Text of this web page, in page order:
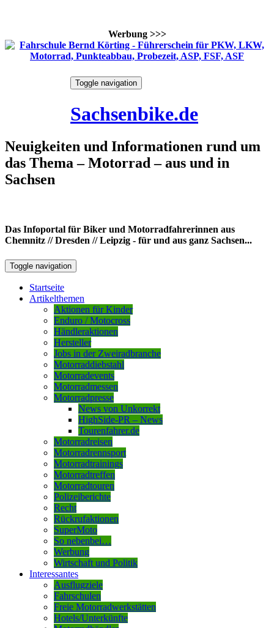
Werbung >>>
Toggle navigation
Sachsenbike.de
Neuigkeiten und Informationen rund um
das Thema – Motorrad – aus und in
Sachsen
Das Infoportal für Biker und Motorradfahrerinnen aus
Chemnitz // Dresden // Leipzig - für und aus ganz Sachsen...
Toggle navigation
Startseite
Artikelthemen
Aktionen für Kinder
Enduro / Motocross
Händleraktionen
Hersteller
Jobs in der Zweiradbranche
Motorraddiebstahl
Motorradevents
Motorradmessen
Motorradpresse
News von Unkorrekt
HighSide-PR – News
Tourenfahrer.de
Motorradreisen
Motorradrennsport
Motorradtrainings
Motorradtreffen
Motorradtouren
Polizeiberichte
Recht
Rückrufaktionen
SuperMoto
So nebenbei…
Werbung
Wirtschaft und Politik
Interessantes
Ausflugziele
Fahrschulen
Freie Motorradwerkstätten
Hotels/Unterkünfte